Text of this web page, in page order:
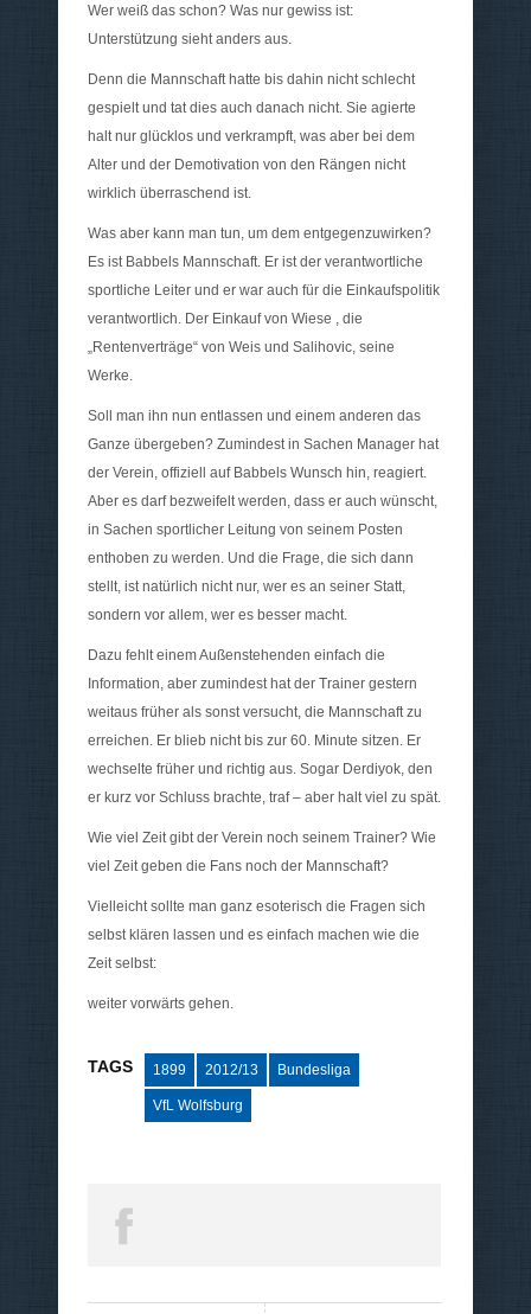
Wer weiß das schon? Was nur gewiss ist:
Unterstützung sieht anders aus.
Denn die Mannschaft hatte bis dahin nicht schlecht
gespielt und tat dies auch danach nicht. Sie agierte
halt nur glücklos und verkrampft, was aber bei dem
Alter und der Demotivation von den Rängen nicht
wirklich überraschend ist.
Was aber kann man tun, um dem entgegenzuwirken?
Es ist Babbels Mannschaft. Er ist der verantwortliche
sportliche Leiter und er war auch für die Einkaufspolitik
verantwortlich. Der Einkauf von Wiese , die
„Rentenverträge“ von Weis und Salihovic, seine
Werke.
Soll man ihn nun entlassen und einem anderen das
Ganze übergeben? Zumindest in Sachen Manager hat
der Verein, offiziell auf Babbels Wunsch hin, reagiert.
Aber es darf bezweifelt werden, dass er auch wünscht,
in Sachen sportlicher Leitung von seinem Posten
enthoben zu werden. Und die Frage, die sich dann
stellt, ist natürlich nicht nur, wer es an seiner Statt,
sondern vor allem, wer es besser macht.
Dazu fehlt einem Außenstehenden einfach die
Information, aber zumindest hat der Trainer gestern
weitaus früher als sonst versucht, die Mannschaft zu
erreichen. Er blieb nicht bis zur 60. Minute sitzen. Er
wechselte früher und richtig aus. Sogar Derdiyok, den
er kurz vor Schluss brachte, traf – aber halt viel zu spät.
Wie viel Zeit gibt der Verein noch seinem Trainer? Wie
viel Zeit geben die Fans noch der Mannschaft?
Vielleicht sollte man ganz esoterisch die Fragen sich
selbst klären lassen und es einfach machen wie die
Zeit selbst:
weiter vorwärts gehen.
TAGS 1899 2012/13 Bundesliga
VfL Wolfsburg